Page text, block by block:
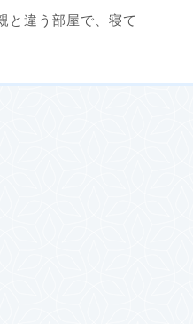
と違う部屋で、寝て